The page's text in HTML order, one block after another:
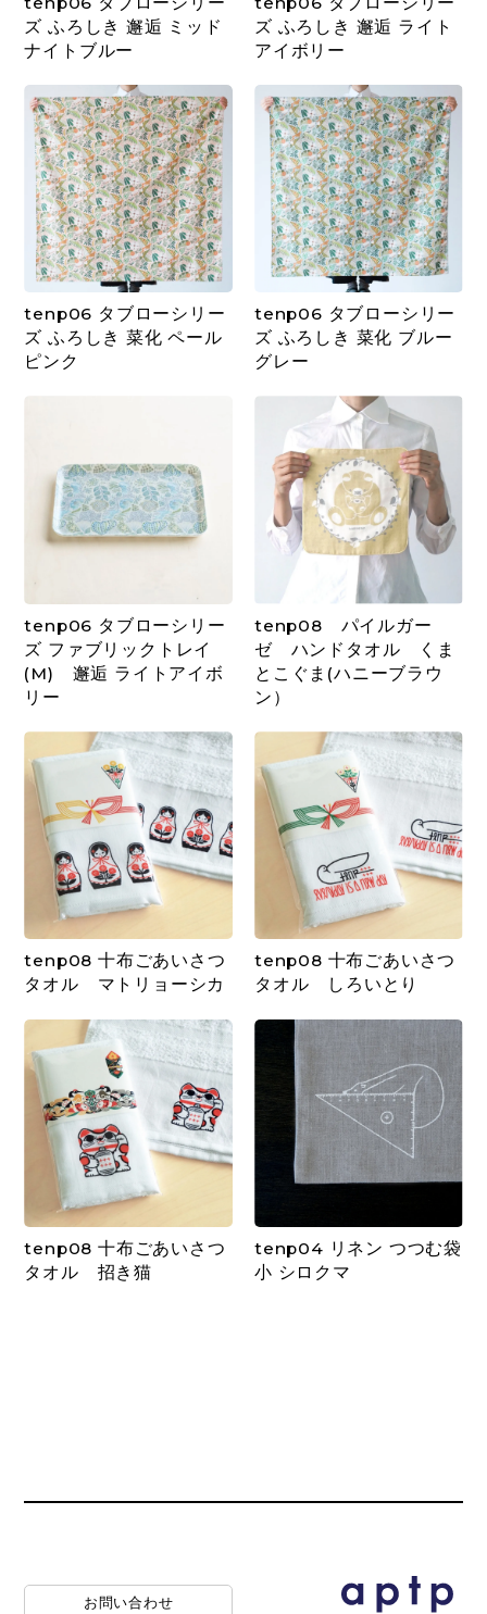
ズ ふろしき 邂逅 ミッド
ナイトブルー
ズ ふろしき 邂逅 ライト
アイボリー
tenp06 タブローシリー
ズ ふろしき 菜化 ペール
ピンク
tenp06 タブローシリー
ズ ふろしき 菜化 ブルー
グレー
tenp06 タブローシリー
ズ ファブリックトレイ
(M) 邂逅 ライトアイボ
リー
tenp08 パイルガー
ゼ ハンドタオル くま
とこぐま(ハニーブラウ
ン）
tenp08 十布ごあいさつ
タオル マトリョーシカ
tenp08 十布ごあいさつ
タオル しろいとり
tenp08 十布ごあいさつ
タオル 招き猫
tenp04 リネン つつむ袋
小 シロクマ
お問い合わせ